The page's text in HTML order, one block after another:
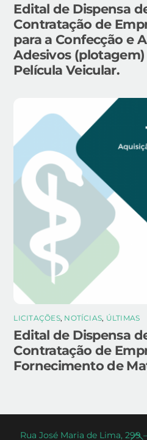
Edital de Dispensa
Contratação de
para a Confecção e
Adesivos
Película Veicular.
LICITAÇÕES, NOTÍCIAS, ÚLTIMAS
Edital de Dispensa
Contratação de
Fornecimento de
Rua José Maria de Lima, 299